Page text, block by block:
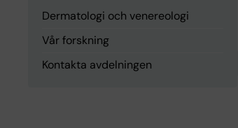
Dermatologi och venereologi
Vår forskning
Kontakta avdelningen